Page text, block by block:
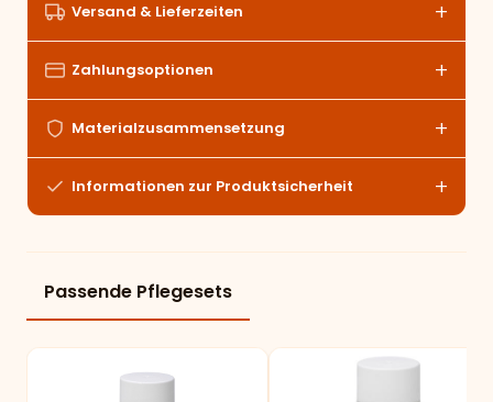
Versand & Lieferzeiten
Zahlungsoptionen
Materialzusammensetzung
Informationen zur Produktsicherheit
Passende Pflegesets